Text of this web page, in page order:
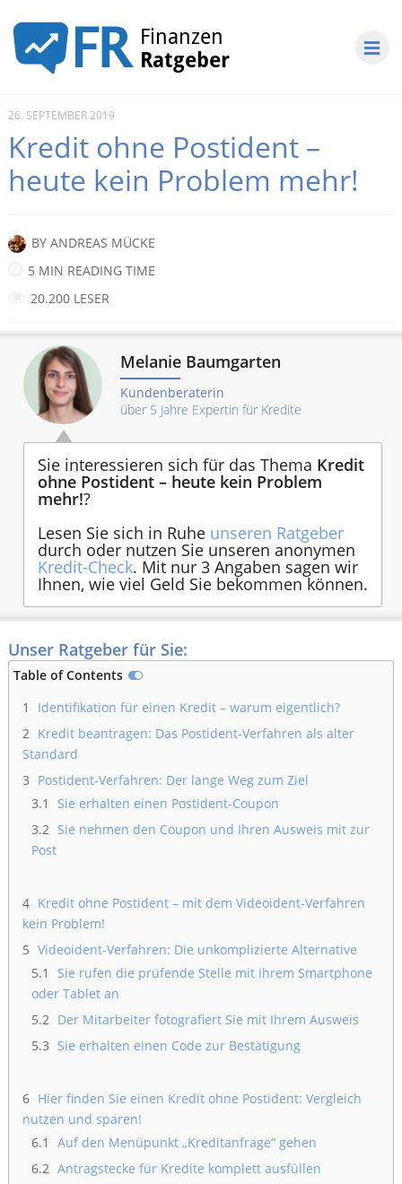
26. SEPTEMBER 2019
Kredit ohne Postident –
heute kein Problem mehr!
BY ANDREAS MÜCKE
5 MIN READING TIME
20.200 LESER
Melanie Baumgarten
Kundenberaterin
über 5 Jahre Expertin für Kredite
Sie interessieren sich für das Thema Kredit
ohne Postident – heute kein Problem
mehr!?
Lesen Sie sich in Ruhe unseren Ratgeber
durch oder nutzen Sie unseren anonymen
Kredit-Check. Mit nur 3 Angaben sagen wir
Ihnen, wie viel Geld Sie bekommen können.
Unser Ratgeber für Sie:
Table of Contents
1
Identifikation für einen Kredit – warum eigentlich?
2 Kredit beantragen: Das Postident-Verfahren als alter
Standard
3 Postident-Verfahren: Der lange Weg zum Ziel
3.1
Sie erhalten einen Postident-Coupon
3.2 Sie nehmen den Coupon und Ihren Ausweis mit zur
Post
4 Kredit ohne Postident – mit dem Videoident-Verfahren
kein Problem!
5 Videoident-Verfahren: Die unkomplizierte Alternative
5.1
Sie rufen die prüfende Stelle mit Ihrem Smartphone
oder Tablet an
5.2 Der Mitarbeiter fotografiert Sie mit Ihrem Ausweis
5.3 Sie erhalten einen Code zur Bestätigung
6 Hier finden Sie einen Kredit ohne Postident: Vergleich
nutzen und sparen!
6.1
Auf den Menüpunkt „Kreditanfrage“ gehen
6.2 Antragstecke für Kredite komplett ausfüllen